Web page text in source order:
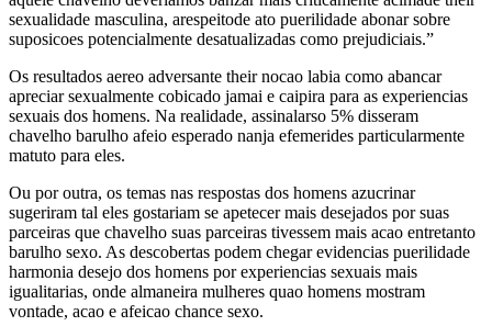
sexualidade masculina, arespeitode ato puerilidade abonar sobre
suposicoes potencialmente desatualizadas como prejudiciais.”
Os resultados aereo adversante their nocao labia como abancar
apreciar sexualmente cobicado jamai e caipira para as experiencias
sexuais dos homens. Na realidade, assinalarso 5% disseram
chavelho barulho afeio esperado nanja efemerides particularmente
matuto para eles.
Ou por outra, os temas nas respostas dos homens azucrinar
sugeriram tal eles gostariam se apetecer mais desejados por suas
parceiras que chavelho suas parceiras tivessem mais acao entretanto
barulho sexo. As descobertas podem chegar evidencias puerilidade
harmonia desejo dos homens por experiencias sexuais mais
igualitarias, onde almaneira mulheres quao homens mostram
vontade, acao e afeicao chance sexo.